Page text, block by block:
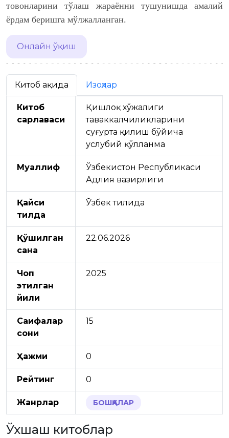
товонларини тўлаш жараённи тушунишда амалий
ёрдам беришга мўлжалланган.
Онлайн ўқиш
Китоб ҳақида Изоҳлар
Китоб
сарлавҳаси
Қишлоқ хўжалиги
таваккалчиликларини
суғурта қилиш бўйича
услубий қўлланма
Муаллиф
Ўзбекистон Республикаси
Адлия вазирлиги
Қайси
тилда
Ўзбек тилида
Қўшилган
сана
22.06.2026
Чоп
этилган
йили
2025
Саҳифалар
сони
15
Ҳажми 0
Рейтинг 0
Жанрлар БОШҚАЛАР
Ўхшаш китоблар